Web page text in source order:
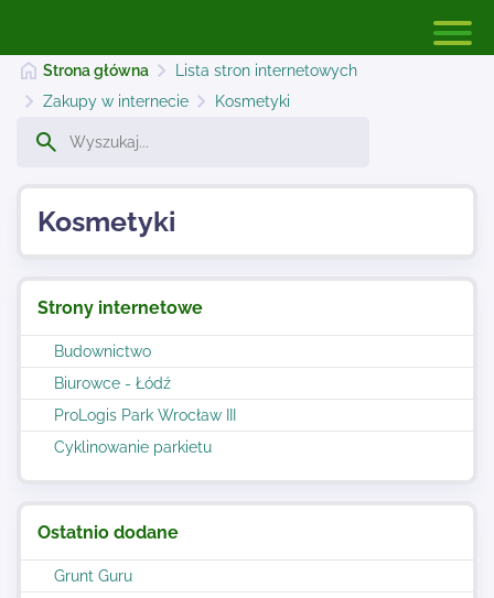
Najnowsze
Kontakt
Strona główna
Lista stron internetowych
Zakupy w internecie
Kosmetyki
Strony internetowe
Budownictwo
Biurowce - Łódź
ProLogis Park Wrocław III
Cyklinowanie parkietu
Ostatnio dodane
Grunt Guru
Kosmetyki